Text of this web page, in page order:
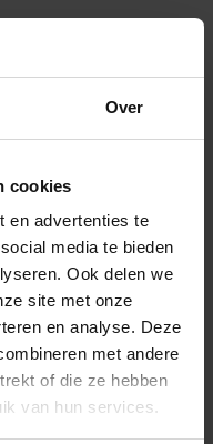
Over
cookies
en advertenties te
media te bieden
Ook delen we
site met onze
en analyse. Deze
met andere
of die ze hebben
van hun services.
Kies dan
planning staan maar weet
Movers kunnen u
deze
goed